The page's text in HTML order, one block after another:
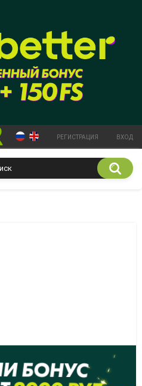
РЕГИСТРАЦИЯ ВХОД